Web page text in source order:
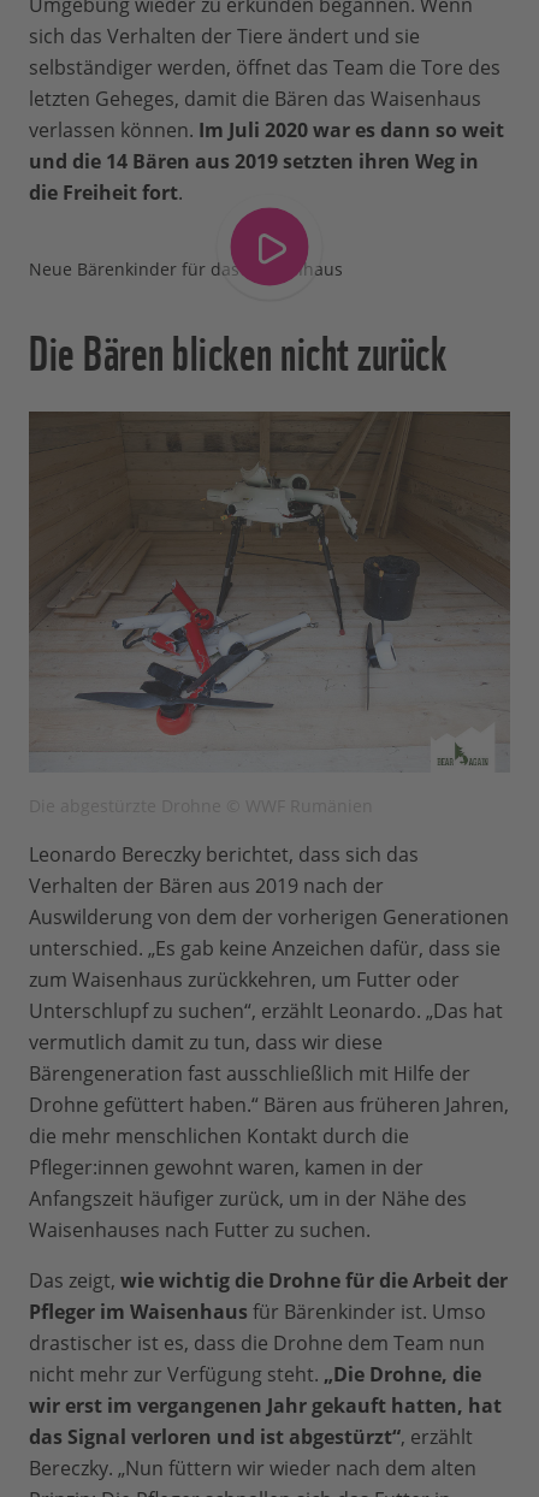
Umgebung wieder zu erkunden begannen. Wenn
sich das Verhalten der Tiere ändert und sie
selbständiger werden, öffnet das Team die Tore des
letzten Geheges, damit die Bären das Waisenhaus
verlassen können. Im Juli 2020 war es dann so weit
und die 14 Bären aus 2019 setzten ihren Weg in
die Freiheit fort.
Neue Bärenkinder für das Waisenhaus
Die Bären blicken nicht zurück
Leonardo Bereczky berichtet, dass sich das
Verhalten der Bären aus 2019 nach der
Auswilderung von dem der vorherigen Generationen
unterschied. „Es gab keine Anzeichen dafür, dass sie
zum Waisenhaus zurückkehren, um Futter oder
Unterschlupf zu suchen“, erzählt Leonardo. „Das hat
vermutlich damit zu tun, dass wir diese
Bärengeneration fast ausschließlich mit Hilfe der
Drohne gefüttert haben.“ Bären aus früheren Jahren,
die mehr menschlichen Kontakt durch die
Pfleger:innen gewohnt waren, kamen in der
Anfangszeit häufiger zurück, um in der Nähe des
Waisenhauses nach Futter zu suchen.
Das zeigt, wie wichtig die Drohne für die Arbeit der
Pfleger im Waisenhaus für Bärenkinder ist. Umso
drastischer ist es, dass die Drohne dem Team nun
nicht mehr zur Verfügung steht. „Die Drohne, die
wir erst im vergangenen Jahr gekauft hatten, hat
das Signal verloren und ist abgestürzt“, erzählt
Bereczky. „Nun füttern wir wieder nach dem alten